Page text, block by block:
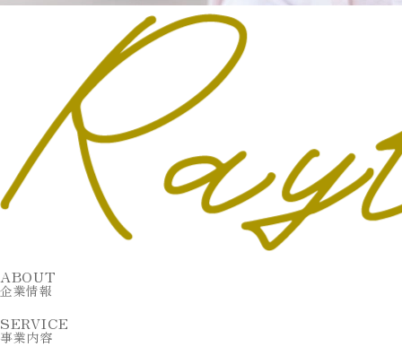
ABOUT
企業情報
SERVICE
事業内容